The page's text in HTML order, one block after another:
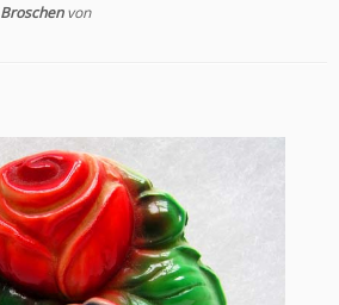
Broschenvon